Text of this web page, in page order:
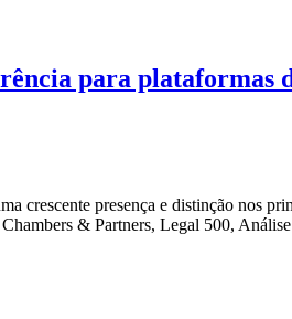
para plataformas
crescente presença e distinção nos
& Partners, Legal 500,